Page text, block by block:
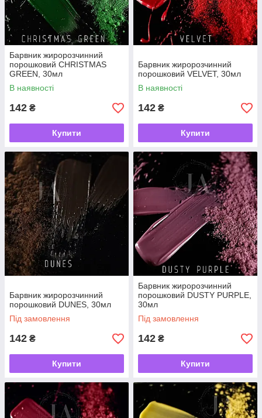
Барвник жиророзчинний
порошковий CHRISTMAS
GREEN, 30мл
В наявності
142 ₴
Купити
Барвник жиророзчинний
порошковий VELVET, 30мл
В наявності
142 ₴
Купити
Барвник жиророзчинний
порошковий DUNES, 30мл
Під замовлення
142 ₴
Купити
Барвник жиророзчинний
порошковий DUSTY PURPLE,
30мл
Під замовлення
142 ₴
Купити